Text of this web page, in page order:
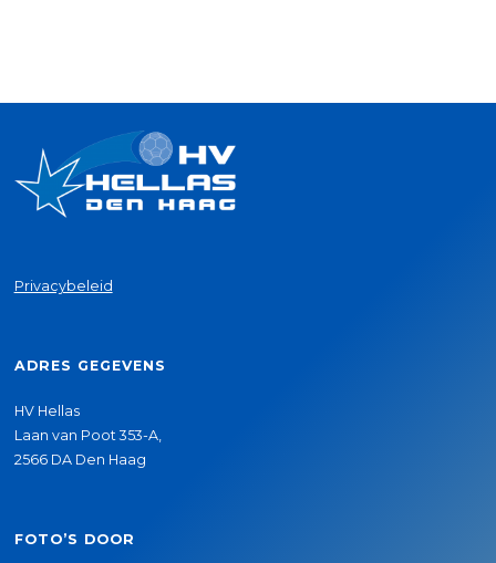
Privacybeleid
ADRES GEGEVENS
HV Hellas
Laan van Poot 353-A,
2566 DA Den Haag
FOTO’S DOOR